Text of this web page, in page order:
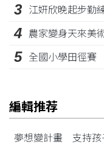
3 江姸欣晚起步勤
4 農家變身天來
5 全國小學田徑賽
編輯推荐
夢想變計畫 支持